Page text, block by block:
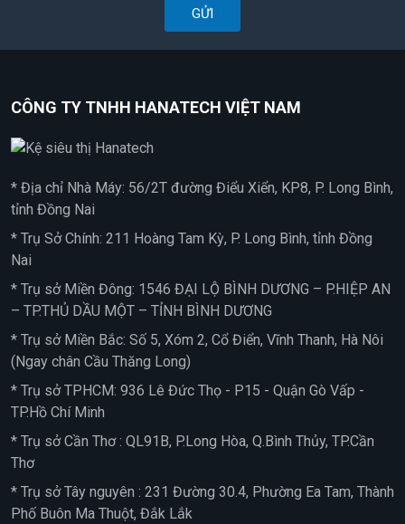
GỬI
CÔNG TY TNHH HANATECH VIỆT NAM
* Địa chỉ Nhà Máy: 56/2T đường Điểu Xiển, KP8, P. Long Bình,
tỉnh Đồng Nai
* Trụ Sở Chính: 211 Hoàng Tam Kỳ, P. Long Bình, tỉnh Đồng
Nai
* Trụ sở Miền Đông: 1546 ĐẠI LỘ BÌNH DƯƠNG – P.HIỆP AN
– TP.THỦ DẦU MỘT – TỈNH BÌNH DƯƠNG
* Trụ sở Miền Bắc: Số 5, Xóm 2, Cổ Điển, Vĩnh Thanh, Hà Nôi
(Ngay chân Cầu Thăng Long)
* Trụ sở TPHCM: 936 Lê Đức Thọ - P15 - Quận Gò Vấp -
TP.Hồ Chí Minh
* Trụ sở Cần Thơ : QL91B, P.Long Hòa, Q.Bình Thủy, TP.Cần
Thơ
* Trụ sở Tây nguyên : 231 Đường 30.4, Phường Ea Tam, Thành
Phố Buôn Ma Thuột, Đắk Lắk